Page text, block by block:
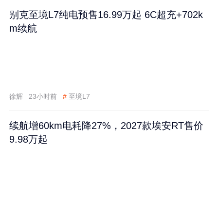
别克至境L7纯电预售16.99万起 6C超充+702k
m续航
徐辉 23小时前 # 至境L7
续航增60km电耗降27%，2027款埃安RT售价
9.98万起